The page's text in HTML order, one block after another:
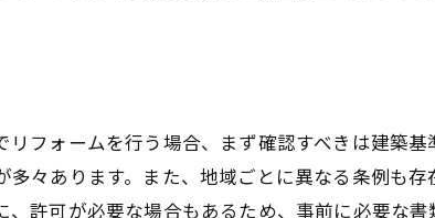
フォームを行う場合、まず確認すべきは建築基
々あります。また、地域ごとに異なる条例も存
許可が必要な場合もあるため、事前に必要な書